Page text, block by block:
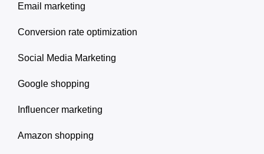
Email marketing
Conversion rate optimization
Social Media Marketing
Google shopping
Influencer marketing
Amazon shopping